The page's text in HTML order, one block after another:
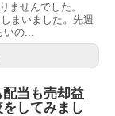
ませんでした。
まいました。先週
いの...
配当も売却益
してみまし